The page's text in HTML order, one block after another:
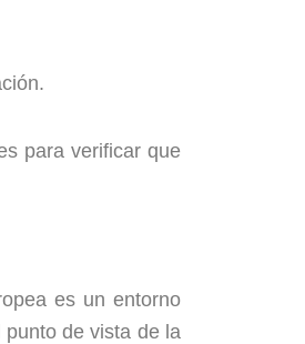
para verificar que
es un entorno
de vista de la